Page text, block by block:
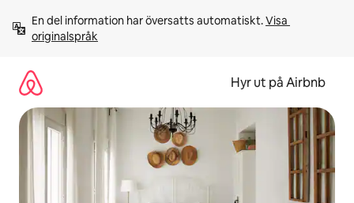
innehåll
En del information har översatts automatiskt. Visa
originalspråk
Hyr ut på Airbnb